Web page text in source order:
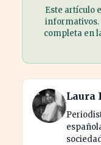
Este artículo
informativos.
completa en
Laura